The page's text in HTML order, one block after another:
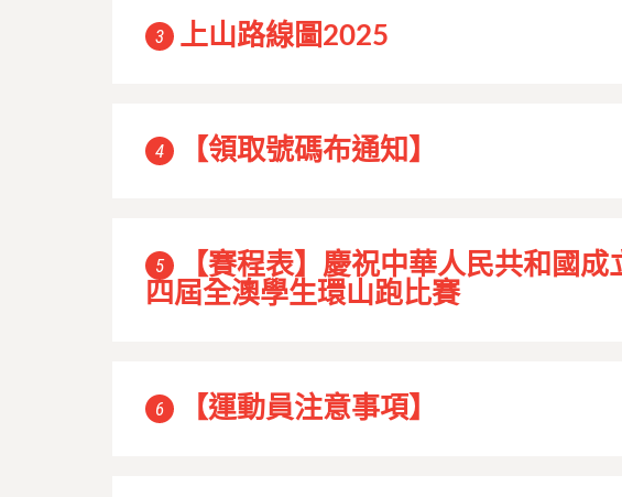
3 上山路線圖2025
4 【領取號碼布通知】
5
【賽程表】慶祝中華人民共和國
四屆全澳學生環山跑比賽
6 【運動員注意事項】